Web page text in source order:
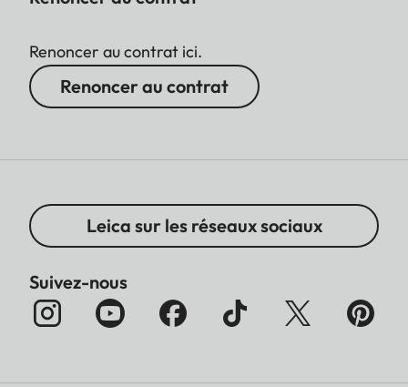
Renoncer au contrat ici.
Renoncer au contrat
Leica sur les réseaux sociaux
Suivez-nous